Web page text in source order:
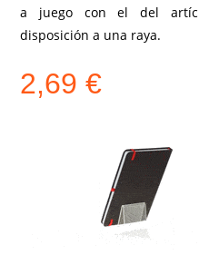
a juego con el del
disposición a una raya.
2,69€